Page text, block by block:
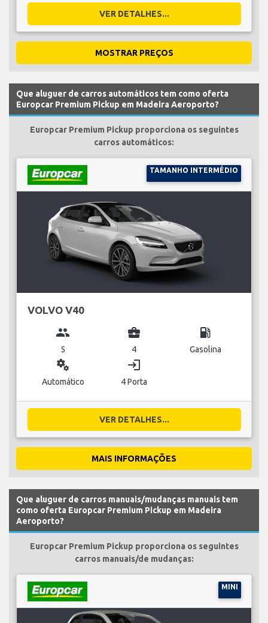
VER DETALHES...
MOSTRAR PREÇOS
Que aluguer de carros automáticos tem como oferta
Europcar Premium Pickup em Madeira Aeroporto?
Europcar Premium Pickup proporciona os seguintes
carros automáticos:
TAMANHO INTERMÉDIO
VOLVO V40
group
5
business_center
4
local_gas_station
Gasolina
miscellaneous_services
Automático
login
4 Porta
VER DETALHES...
MAIS INFORMAÇÕES
Que aluguer de carros manuais/mudanças manuais tem
como oferta Europcar Premium Pickup em Madeira
Aeroporto?
Europcar Premium Pickup proporciona os seguintes
carros manuais/de mudanças:
MINI